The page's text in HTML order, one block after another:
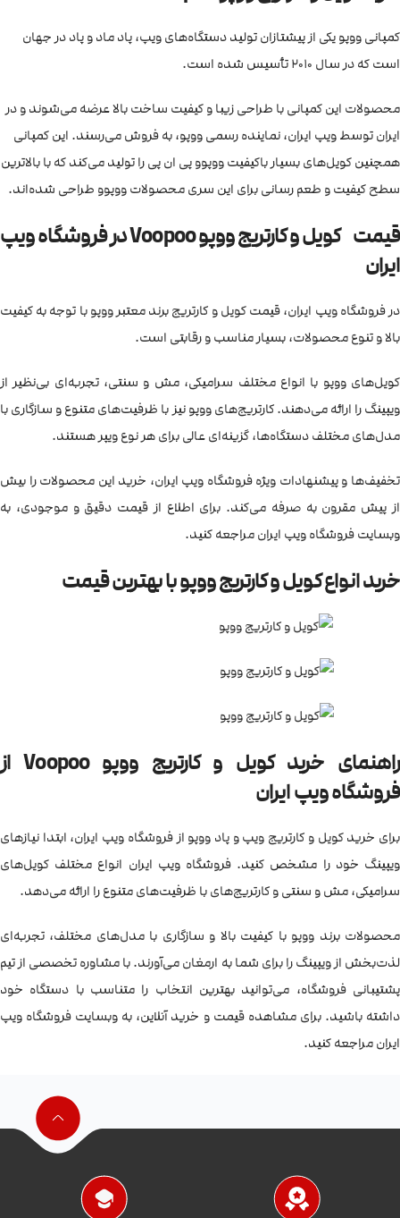
کمپانی ووپو یکی از پیشتازان تولید دستگاه‌های ویپ، پاد ماد و پاد در جهان
است که در سال 2010 تأسیس شده است.
محصولات این کمپانی با طراحی زیبا و کیفیت ساخت بالا عرضه می‌شوند و در
ایران توسط ویپ ایران، نماینده رسمی ووپو، به فروش می‌رسند. این کمپانی
همچنین کویل‌های بسیار باکیفیت ووپوو پی ان پی را تولید می‌کند که با بالاترین
سطح کیفیت و طعم رسانی برای این سری محصولات ووپوو طراحی شده‌اند.
قیمت کویل و کارتریج ووپو Voopoo در فروشگاه ویپ
ایران
در فروشگاه ویپ ایران، قیمت کویل‌ و کارتریج‌ برند معتبر ووپو با توجه به کیفیت
بالا و تنوع محصولات، بسیار مناسب و رقابتی است.
کویل‌های ووپو با انواع مختلف سرامیکی، مش و سنتی، تجربه‌ای بی‌نظیر از
ویپینگ را ارائه می‌دهند. کارتریج‌های ووپو نیز با ظرفیت‌های متنوع و سازگاری با
مدل‌های مختلف دستگاه‌ها، گزینه‌ای عالی برای هر نوع ویپر هستند.
تخفیف‌ها و پیشنهادات ویژه فروشگاه ویپ ایران، خرید این محصولات را بیش
از پیش مقرون به صرفه می‌کند. برای اطلاع از قیمت دقیق و موجودی، به
وبسایت فروشگاه ویپ ایران مراجعه کنید.
خرید انواع کویل و کارتریج ووپو با بهترین قیمت
راهنمای خرید کویل و کارتریج ووپو Voopoo از
فروشگاه ویپ ایران
برای خرید کویل و کارتریج ویپ و پاد ووپو از فروشگاه ویپ ایران، ابتدا نیازهای
ویپینگ خود را مشخص کنید. فروشگاه ویپ ایران انواع مختلف کویل‌های
سرامیکی، مش و سنتی و کارتریج‌های با ظرفیت‌های متنوع را ارائه می‌دهد.
محصولات برند ووپو با کیفیت بالا و سازگاری با مدل‌های مختلف، تجربه‌ای
لذت‌بخش از ویپینگ را برای شما به ارمغان می‌آورند. با مشاوره تخصصی از تیم
پشتیبانی فروشگاه، می‌توانید بهترین انتخاب را متناسب با دستگاه خود
داشته باشید. برای مشاهده قیمت و خرید آنلاین، به وبسایت فروشگاه ویپ
ایران مراجعه کنید.